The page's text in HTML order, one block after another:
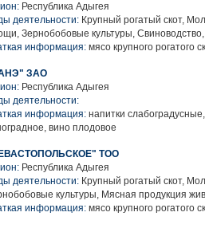
Республика Адыгея
деятельности: Крупный рогатый скот,
Зернобобовые культуры,
информация: мясо крупного рогатого
ЗАО
Республика Адыгея
деятельности:
информация: напитки
вино плодовое
ТОО
Республика Адыгея
деятельности: Крупный рогатый скот,
культуры, Мясная продукция
информация: мясо крупного рогатого